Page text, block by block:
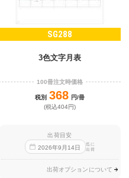
SG288
3色文字月表
100冊注文時価格
税別 368 円/冊
(税込404円)
出荷目安
2026年9 月14日
迄に
出荷
出荷オプションについて